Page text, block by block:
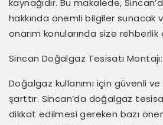
kaynağıdır. Bu makalede,
hakkında önemli bilgiler sunacak
onarım konularında size
Sincan Doğalgaz Tesisatı Montajı:
Doğalgaz kullanımı için güvenli
şarttır. Sincan’da doğalgaz
dikkat edilmesi gereken bazı